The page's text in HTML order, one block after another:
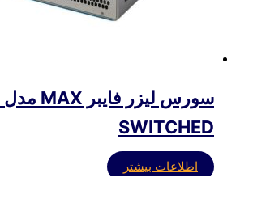
SWITCHED
اطلاعات بیشتر